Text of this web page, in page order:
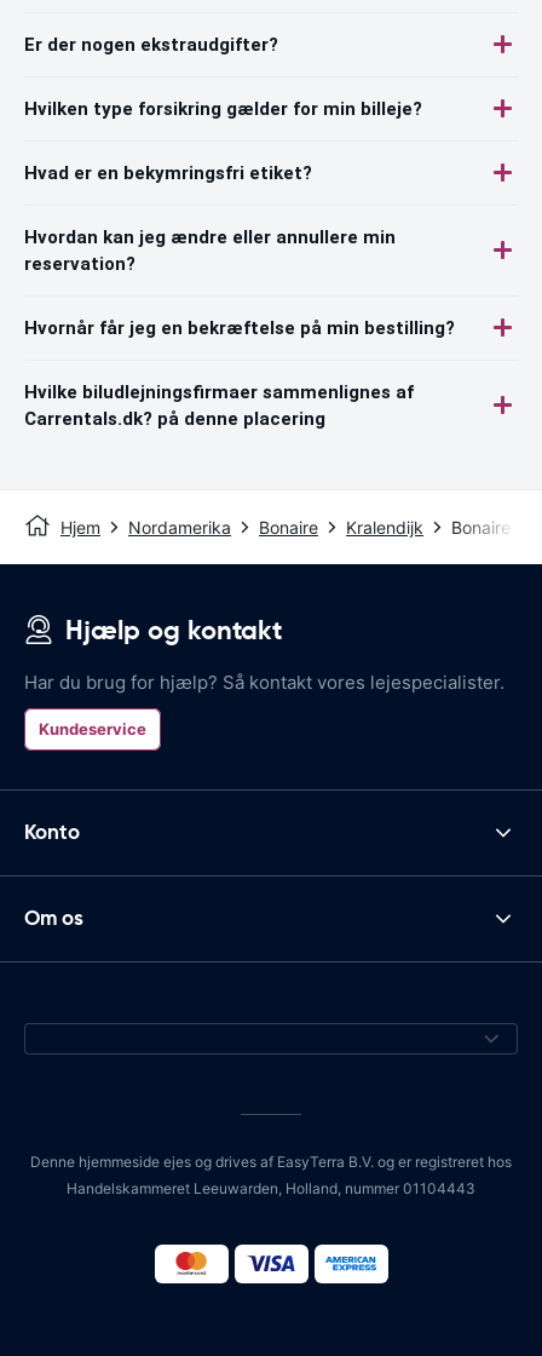
Er der nogen ekstraudgifter?
Hvilken type forsikring gælder for min billeje?
Hvad er en bekymringsfri etiket?
Hvordan kan jeg ændre eller annullere min
reservation?
Hvornår får jeg en bekræftelse på min bestilling?
Hvilke biludlejningsfirmaer sammenlignes af
Carrentals.dk? på denne placering
Hjem Nordamerika Bonaire Kralendijk Bonaire
Hjælp og kontakt
Har du brug for hjælp? Så kontakt vores lejespecialister.
Kundeservice
Konto
Om os
Denne hjemmeside ejes og drives af EasyTerra B.V. og er registreret hos
Handelskammeret Leeuwarden, Holland, nummer 01104443